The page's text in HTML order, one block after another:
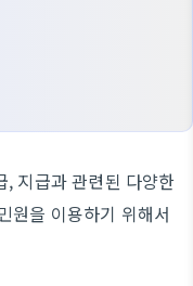
, 지급과 관련된 다양한
원을 이용하기 위해서